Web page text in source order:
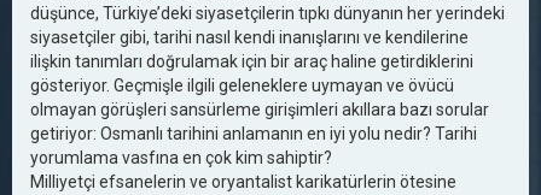
düşünce, Türkiye’deki siyasetçilerin tıpkı dünyanın her yerindeki
siyasetçiler gibi, tarihi nasıl kendi inanışlarını ve kendilerine
ilişkin tanımları doğrulamak için bir araç haline getirdiklerini
gösteriyor. Geçmişle ilgili geleneklere uymayan ve övücü
olmayan görüşleri sansürleme girişimleri akıllara bazı sorular
getiriyor: Osmanlı tarihini anlamanın en iyi yolu nedir? Tarihi
yorumlama vasfına en çok kim sahiptir?
Milliyetçi efsanelerin ve oryantalist karikatürlerin ötesine